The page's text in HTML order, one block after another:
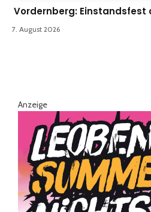
Vordernberg: Einstandsfest
7. August 2026
Anzeige